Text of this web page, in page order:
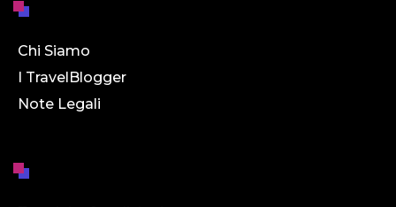
Chi Siamo
I TravelBlogger
Note Legali